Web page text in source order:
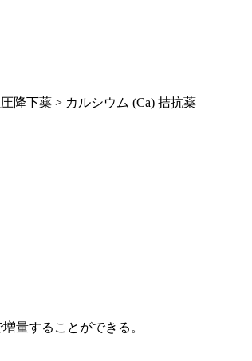
降下薬 > カルシウム (Ca) 拮抗薬
量することができる。